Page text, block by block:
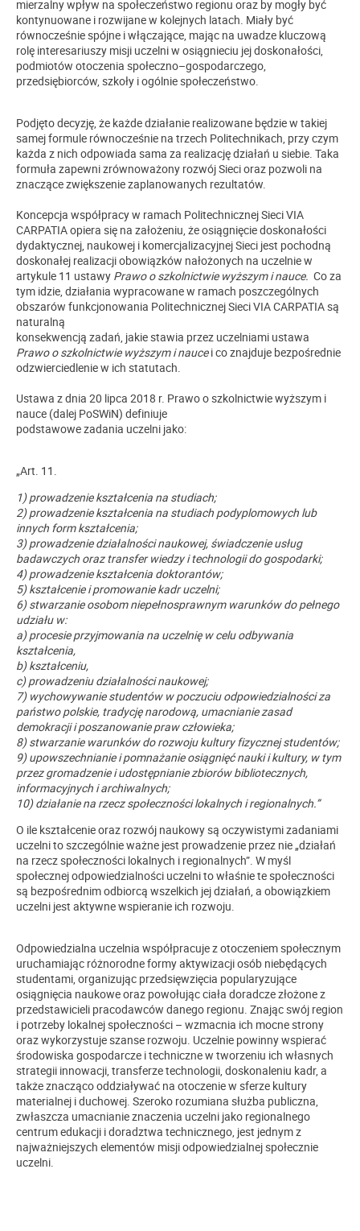
mierzalny wpływ na społeczeństwo regionu oraz by mogły być
kontynuowane i rozwijane w kolejnych latach. Miały być
równocześnie spójne i włączające, mając na uwadze kluczową
rolę interesariuszy misji uczelni w osiągnieciu jej doskonałości,
podmiotów otoczenia społeczno–gospodarczego,
przedsiębiorców, szkoły i ogólnie społeczeństwo.
Podjęto decyzję, że każde działanie realizowane będzie w takiej
samej formule równocześnie na trzech Politechnikach, przy czym
każda z nich odpowiada sama za realizację działań u siebie. Taka
formuła zapewni zrównoważony rozwój Sieci oraz pozwoli na
znaczące zwiększenie zaplanowanych rezultatów.
Koncepcja współpracy w ramach Politechnicznej Sieci VIA
CARPATIA opiera się na założeniu, że osiągnięcie doskonałości
dydaktycznej, naukowej i komercjalizacyjnej Sieci jest pochodną
doskonałej realizacji obowiązków nałożonych na uczelnie w
artykule 11 ustawy Prawoo szkolnictwie wyższym i nauce. Co za
tym idzie, działania wypracowane w ramach poszczególnych
obszarów funkcjonowania Politechnicznej Sieci VIA CARPATIA są
naturalną
konsekwencją zadań, jakie stawia przez uczelniami ustawa
Prawo o szkolnictwie wyższym i naucei co znajduje bezpośrednie
odzwierciedlenie w ich statutach.
Ustawa z dnia 20 lipca 2018 r. Prawo o szkolnictwie wyższym i
nauce (dalej PoSWiN) definiuje
podstawowe zadania uczelni jako:
„Art. 11.
1) prowadzenie kształcenia na studiach;
2) prowadzenie kształcenia na studiach podyplomowych lub
innych form kształcenia;
3) prowadzenie działalności naukowej, świadczenie usług
badawczych oraz transfer wiedzy i technologii do gospodarki;
4) prowadzenie kształcenia doktorantów;
5) kształcenie i promowanie kadr uczelni;
6) stwarzanie osobom niepełnosprawnym warunków do pełnego
udziału w:
a) procesie przyjmowania na uczelnię w celu odbywania
kształcenia,
b) kształceniu,
c) prowadzeniu działalności naukowej;
7) wychowywanie studentów w poczuciu odpowiedzialności za
państwo polskie, tradycję narodową, umacnianie zasad
demokracji i poszanowanie praw człowieka;
8) stwarzanie warunków do rozwoju kultury fizycznej studentów;
9) upowszechnianie i pomnażanie osiągnięć nauki i kultury, w tym
przez gromadzenie i udostępnianie zbiorów bibliotecznych,
informacyjnych i archiwalnych;
10) działanie na rzecz społeczności lokalnych i regionalnych.”
O ile kształcenie oraz rozwój naukowy są oczywistymi zadaniami
uczelni to szczególnie ważne jest prowadzenie przez nie „działań
na rzecz społeczności lokalnych i regionalnych”. W myśl
społecznej odpowiedzialności uczelni to właśnie te społeczności
są bezpośrednim odbiorcą wszelkich jej działań, a obowiązkiem
uczelni jest aktywne wspieranie ich rozwoju.
Odpowiedzialna uczelnia współpracuje z otoczeniem społecznym
uruchamiając różnorodne formy aktywizacji osób niebędących
studentami, organizując przedsięwzięcia popularyzujące
osiągnięcia naukowe oraz powołując ciała doradcze złożone z
przedstawicieli pracodawców danego regionu. Znając swój region
i potrzeby lokalnej społeczności – wzmacnia ich mocne strony
oraz wykorzystuje szanse rozwoju. Uczelnie powinny wspierać
środowiska gospodarcze i techniczne w tworzeniu ich własnych
strategii innowacji, transferze technologii, doskonaleniu kadr, a
także znacząco oddziaływać na otoczenie w sferze kultury
materialnej i duchowej. Szeroko rozumiana służba publiczna,
zwłaszcza umacnianie znaczenia uczelni jako regionalnego
centrum edukacji i doradztwa technicznego, jest jednym z
najważniejszych elementów misji odpowiedzialnej społecznie
uczelni.